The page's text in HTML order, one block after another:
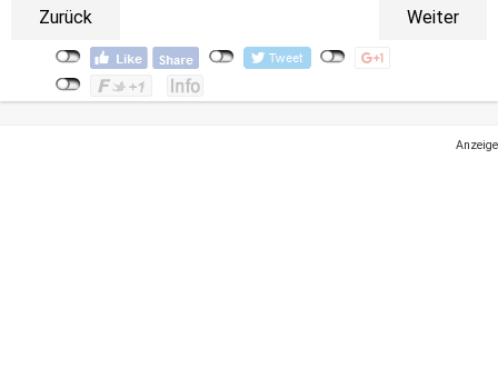
Zurück Weiter
Anzeige